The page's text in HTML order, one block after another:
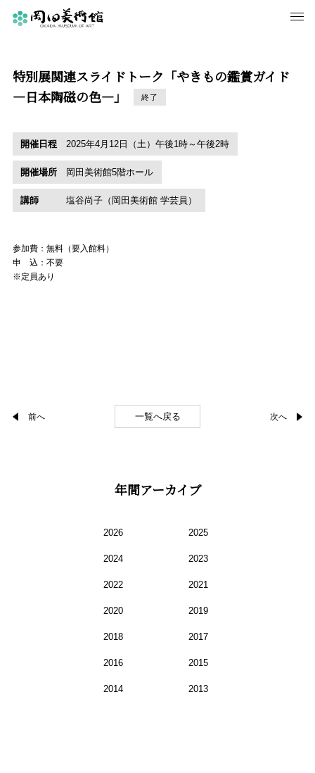
特別展関連スライドトーク「やきもの鑑賞ガイド
―日本陶磁の色―」
終了
開催日程 2025年4月12日（土）午後1時～午後2時
開催場所 岡田美術館5階ホール
講師 塩谷尚子（岡田美術館 学芸員）
参加費：無料（要入館料）
申 込：不要
※定員あり
前へ 一覧へ戻る 次へ
年間アーカイブ
2026 2025
2024 2023
2022 2021
2020 2019
2018 2017
2016 2015
2014 2013